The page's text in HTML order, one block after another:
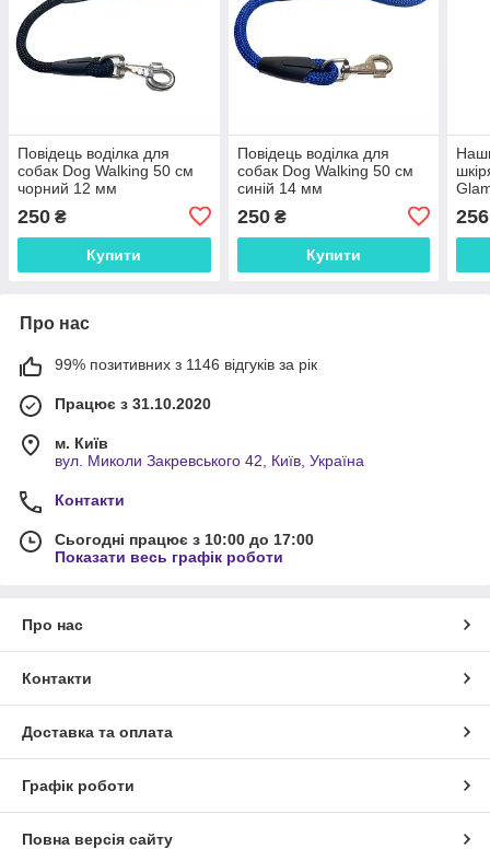
Повідець воділка для
собак Dog Walking 50 см
чорний 12 мм
250 ₴
Купити
Повідець воділка для
собак Dog Walking 50 см
синій 14 мм
250₴
Купити
47
256
Про нас
99% позитивних з 1146 відгуків за рік
Працює з 31.10.2020
м. Київ
вул. Миколи Закревського 42, Київ, Україна
Контакти
Сьогодні працює з 10:00 до 17:00
Показати весь графік роботи
Про нас
Контакти
Доставка та оплата
Графік роботи
Повна версія сайту